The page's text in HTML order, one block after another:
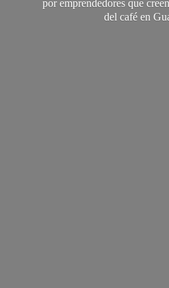
por emprendedores que
del café en